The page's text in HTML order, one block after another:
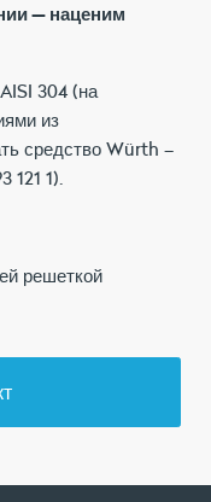
— наценим
304 (на
из
средство Würth –
121 1).
решеткой